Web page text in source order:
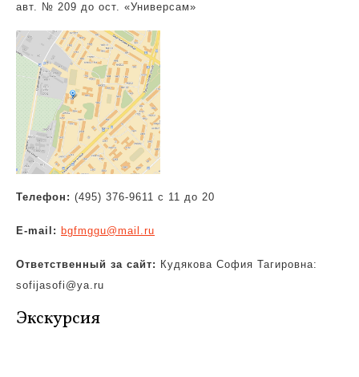
авт. № 209 до ост. «Универсам»
Телефон: (495) 376-9611 с 11 до 20
E-mail: bgfmggu@mail.ru
Ответственный за сайт: Кудякова София Тагировна:
sofijasofi@ya.ru
Экскурсия